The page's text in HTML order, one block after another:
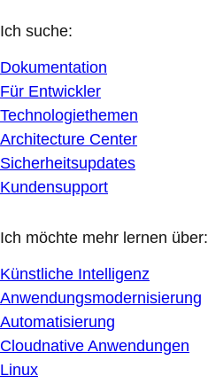
Ich suche:
Dokumentation
Für Entwickler
Technologiethemen
Architecture Center
Sicherheitsupdates
Kundensupport
Ich möchte mehr lernen über:
Künstliche Intelligenz
Anwendungsmodernisierung
Automatisierung
Cloudnative Anwendungen
Linux